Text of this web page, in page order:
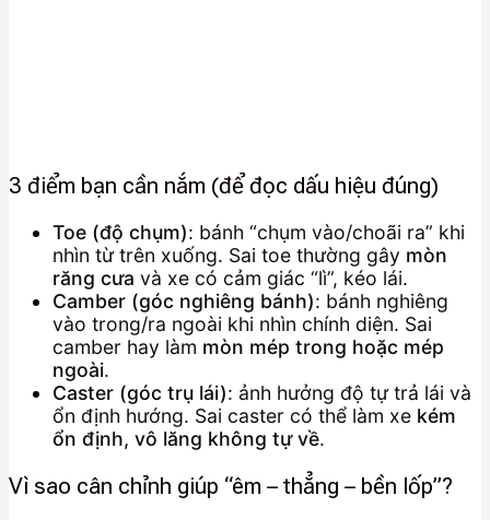
3 điểm bạn cần nắm (để đọc dấu hiệu đúng)
Toe (độ chụm): bánh “chụm vào/choãi ra” khi
nhìn từ trên xuống. Sai toe thường gây mòn
răng cưa và xe có cảm giác “lì”, kéo lái.
Camber (góc nghiêng bánh): bánh nghiêng
vào trong/ra ngoài khi nhìn chính diện. Sai
camber hay làm mòn mép trong hoặc mép
ngoài.
Caster (góc trụ lái): ảnh hưởng độ tự trả lái và
ổn định hướng. Sai caster có thể làm xe kém
ổn định, vô lăng không tự về.
Vì sao cân chỉnh giúp “êm – thẳng – bền lốp”?